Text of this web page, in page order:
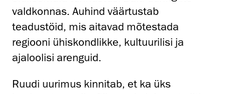
valdkonnas. Auhind väärtustab
teadustöid, mis aitavad mõtestada
regiooni ühiskondlikke, kultuurilisi ja
ajaloolisi arenguid.
Ruudi uurimus kinnitab, et ka üks